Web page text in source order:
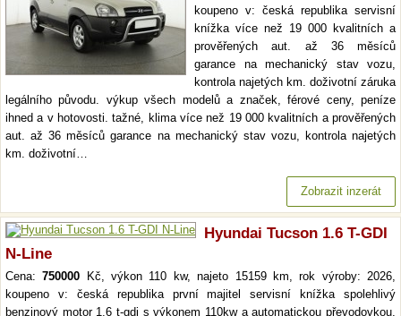
koupeno v: česká republika servisní
knížka více než 19 000 kvalitních a
prověřených aut. až 36 měsíců
garance na mechanický stav vozu,
kontrola najetých km. doživotní záruka
legálního původu. výkup všech modelů a značek, férové ceny, peníze
ihned a v hotovosti. tažné, klima více než 19 000 kvalitních a prověřených
aut. až 36 měsíců garance na mechanický stav vozu, kontrola najetých
km. doživotní…
Zobrazit inzerát
Hyundai Tucson 1.6 T-GDI
N-Line
Cena:750000 Kč, výkon 110 kw, najeto 15159 km, rok výroby: 2026,
koupeno v: česká republika první majitel servisní knížka spolehlivý
benzinový motor 1.6 t-gdi s výkonem 110kw a automatickou převodovkou,